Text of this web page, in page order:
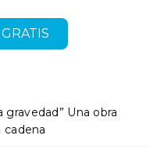
gravedad” Una obra
cadena